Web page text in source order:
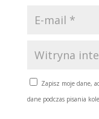
Zapisz moje dane,
dane podczas pisania